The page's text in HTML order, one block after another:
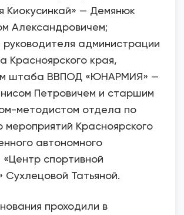
Киокусинкай» — Демянюк
Александровичем;
руководителя администрации
Красноярского края,
штаба ВВПОД «ЮНАРМИЯ» —
Петровичем и старшим
методистом отдела по
Красноярского
автономного
спортивной
Сухлецовой Татьяной.
проходили в